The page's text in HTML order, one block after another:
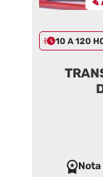
10 A 120
Nota